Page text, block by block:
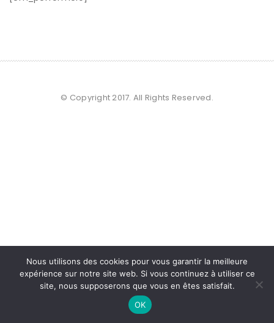
© Copyright 2017. All Rights Reserved.
Nous utilisons des cookies pour vous garantir la meilleure
expérience sur notre site web. Si vous continuez à utiliser ce
site, nous supposerons que vous en êtes satisfait.
OK